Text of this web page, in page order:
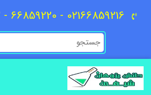
02166859216 - 66859220 - 09129618292